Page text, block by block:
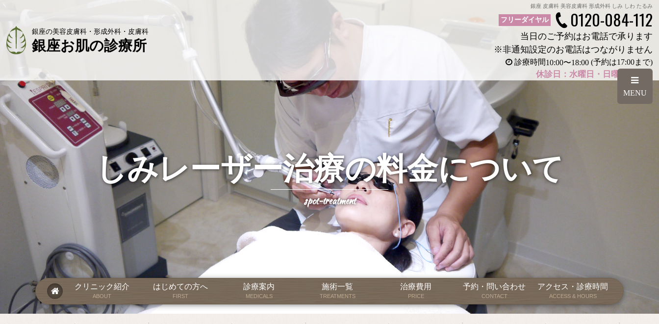
銀座 皮膚科 美容皮膚科 形成外科 しみ しわ たるみ
MENU
銀座の美容皮膚科・形成外科・皮膚科
銀座お肌の診療所
フリーダイヤル 0120-084-112
当日のご予約はお電話で承ります
※非通知設定のお電話はつながりません
診療時間10:00〜18:00 (予約は17:00まで)
休診日：水曜日・日曜日・祝日
しみレーザー治療の料金について
spot-treatment
クリニック紹介
ABOUT
はじめての方へ
FIRST
診療案内
MEDICALS
施術一覧
TREATMENTS
治療費用
PRICE
予約・問い合わせ
CONTACT
アクセス・診療時間
ACCESS & HOURS